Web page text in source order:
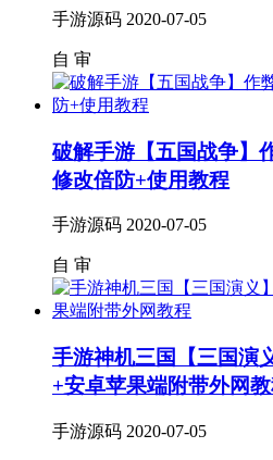
手游源码 2020-07-05
自 审
破解手游【五国战争】
修改倍防+使用教程
手游源码 2020-07-05
自 审
手游神机三国【三国演
+安卓苹果端附带外网
手游源码 2020-07-05